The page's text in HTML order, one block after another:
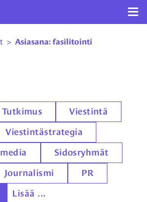
> Asiasana: fasilitointi
Tutkimus Viestintä
Viestintästrategia
Sidosryhmät
Journalismi PR
Lisää ...